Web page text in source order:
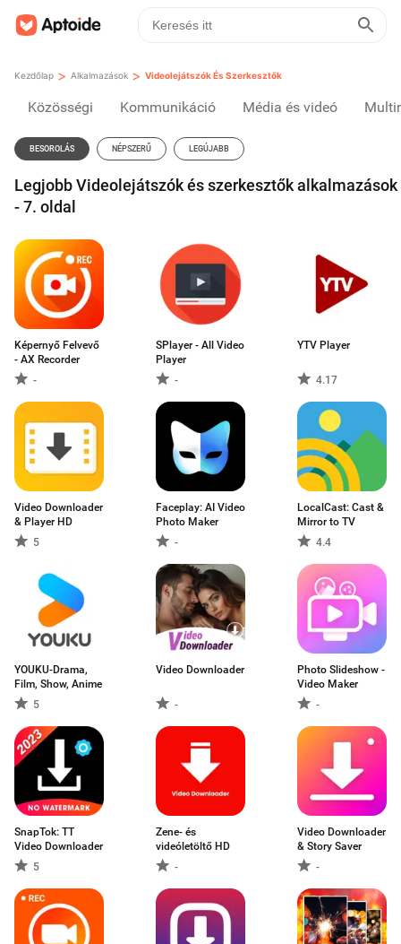
Kezdőlap > Alkalmazások > Videolejátszók És Szerkesztők
Közösségi Kommunikáció Média és videó
BESOROLÁS NÉPSZERŰ LEGÚJABB
Legjobb Videolejátszók és szerkesztők alkalmazások
- 7. oldal
Képernyő Felvevő
- AX Recorder
-
SPlayer - All Video
Player
-
YTV Player
4.17
Video Downloader
& Player HD
5
Faceplay: AI Video
Photo Maker
-
LocalCast: Cast &
Mirror to TV
4.4
YOUKU-Drama,
Film, Show, Anime
5
Video Downloader
-
Photo Slideshow -
Video Maker
-
SnapTok: TT
Video Downloader
5
Zene- és
videóletöltő HD
-
Video Downloader
& Story Saver
-